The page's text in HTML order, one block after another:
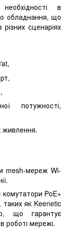
в
обладнання, що
сценаріях
потужності,
живлення.
mesh-мереж Wi-
комутатори PoE+
як Keenetic
що гарантує
роботі мережі.